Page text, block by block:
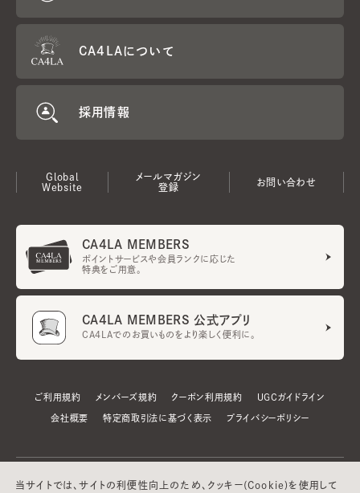
CA4LAについて
採用情報
Global
Website
メールマガジン
登録
お問い合わせ
CA4LA MEMBERS
ポイントサービスや会員ランクに応じた
特典をご用意。
CA4LA MEMBERS 公式アプリ
CA4LAでのお買いものをより楽しく便利に。
ご利用規約 メンバーズ規約 クーポン利用規約 UGCガイドライン
会社概要 特定商取引法に基づく表示 プライバシーポリシー
当サイトでは、サイトの利便性向上のため、クッキー(Cookie)を使用して